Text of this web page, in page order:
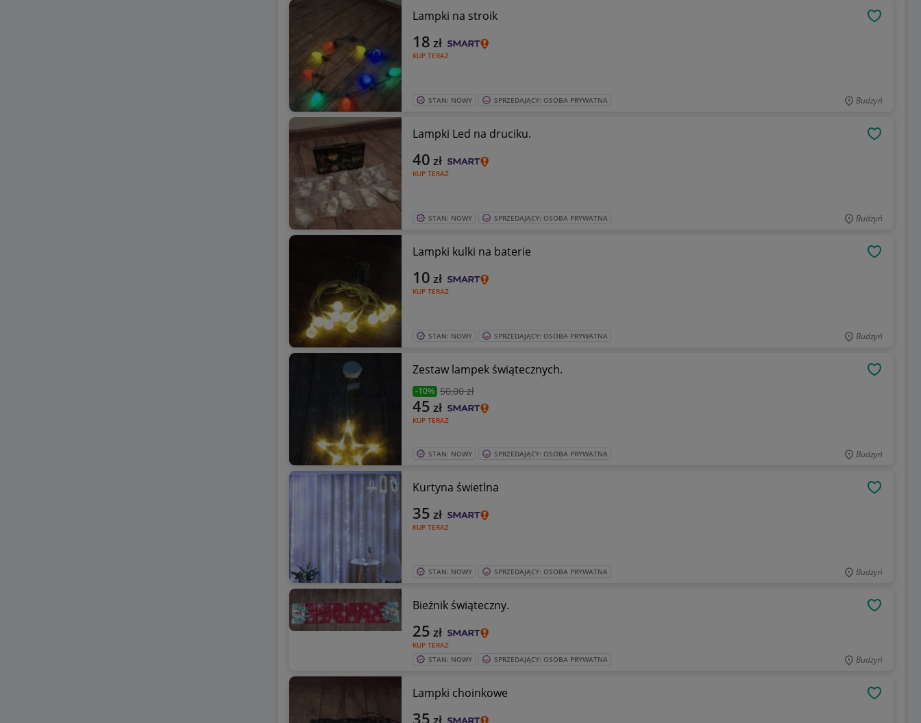
Lampki na stroik
KUP TERAZ
18 zł
STAN: NOWY SPRZEDAJĄCY: OSOBA PRYWATNA Budzyń
Lampki Led na druciku.
KUP TERAZ
40 zł
STAN: NOWY SPRZEDAJĄCY: OSOBA PRYWATNA Budzyń
Lampki kulki na baterie
KUP TERAZ
10 zł
STAN: NOWY SPRZEDAJĄCY: OSOBA PRYWATNA Budzyń
Zestaw lampek świątecznych.
-10% 50,00 zł
KUP TERAZ
45 zł
STAN: NOWY SPRZEDAJĄCY: OSOBA PRYWATNA Budzyń
Kurtyna świetlna
KUP TERAZ
35 zł
STAN: NOWY SPRZEDAJĄCY: OSOBA PRYWATNA Budzyń
Bieżnik świąteczny.
KUP TERAZ
25 zł
STAN: NOWY SPRZEDAJĄCY: OSOBA PRYWATNA Budzyń
Lampki choinkowe
35